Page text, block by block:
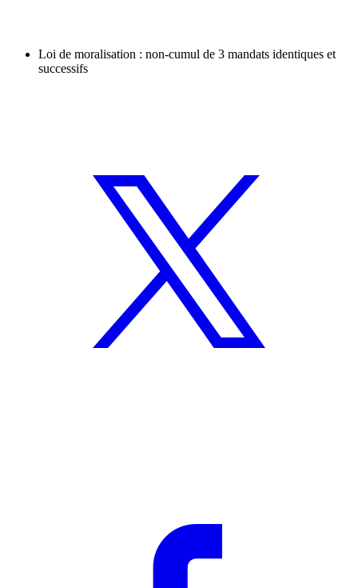
Loi de moralisation : non-cumul de 3 mandats identiques et
successifs